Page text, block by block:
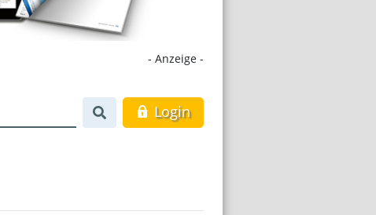
- Anzeige -
Login